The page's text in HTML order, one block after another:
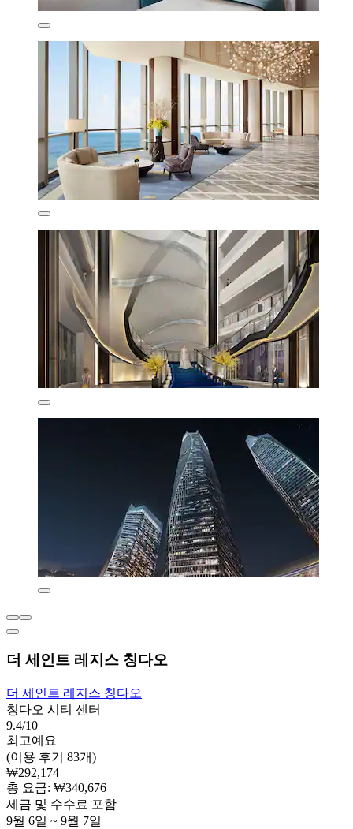
더 세인트 레지스 칭다오
더 세인트 레지스 칭다오
칭다오 시티 센터
9.4/10
최고예요
(이용 후기 83개)
₩292,174
총 요금: ₩340,676
세금 및 수수료 포함
9월 6일 ~ 9월 7일